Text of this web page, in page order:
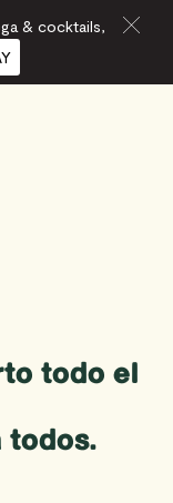
todo el
todos.
& cocktails,